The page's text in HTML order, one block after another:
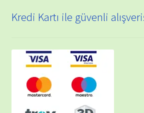
Kredi Kartı ile güvenli